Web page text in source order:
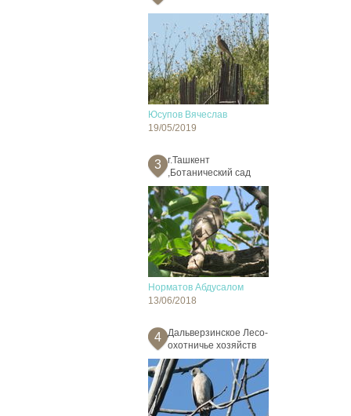
Юсупов Вячеслав
19/05/2019
3
г.Ташкент
,Ботанический сад
Норматов Абдусалом
13/06/2018
4
Дальверзинское Лесо-
охотничье хозяйств